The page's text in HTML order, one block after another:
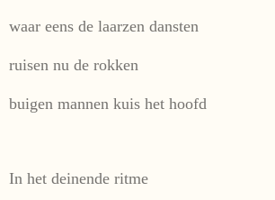
waar eens de laarzen dansten
ruisen nu de rokken
buigen mannen kuis het hoofd
In het deinende ritme